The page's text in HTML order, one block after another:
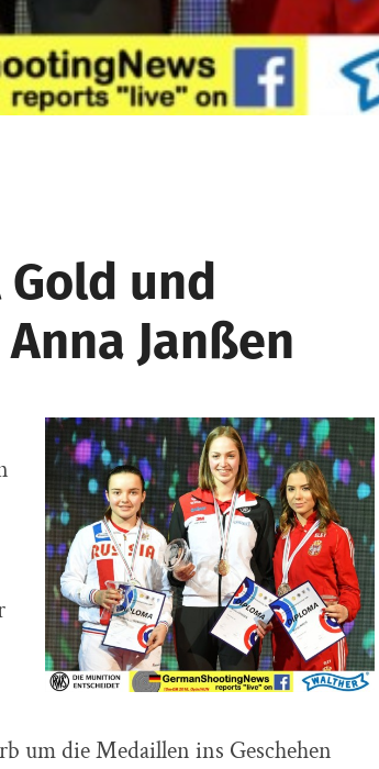
Gold und
Janßen
um die Medaillen ins Geschehen